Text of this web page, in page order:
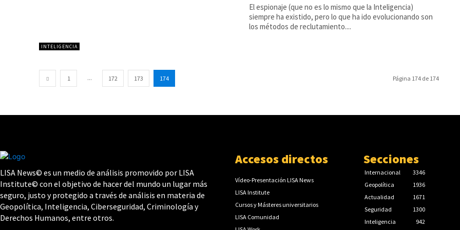
INTELIGENCIA
El espionaje (que no es lo mismo que la Inteligencia)
siempre ha existido, pero lo que ha ido evolucionando son
los métodos de reclutamiento....
1 ... 172 173 174 Página 174 de 174
LISA News© es un medio de análisis promovido por LISA
Institute© con el objetivo de hacer del mundo un lugar más
seguro, justo y protegido a través de análisis en materia de
Geopolítica, Inteligencia, Ciberseguridad, Criminología y
Derechos Humanos, entre otros.
Accesos directos
Vídeo-Presentación LISA News
LISA Institute
Cursos y Másteres universitarios
LISA Comunidad
Secciones
Internacional
3346
Geopolítica
1936
Actualidad
1671
Seguridad
1300
Inteligencia
942